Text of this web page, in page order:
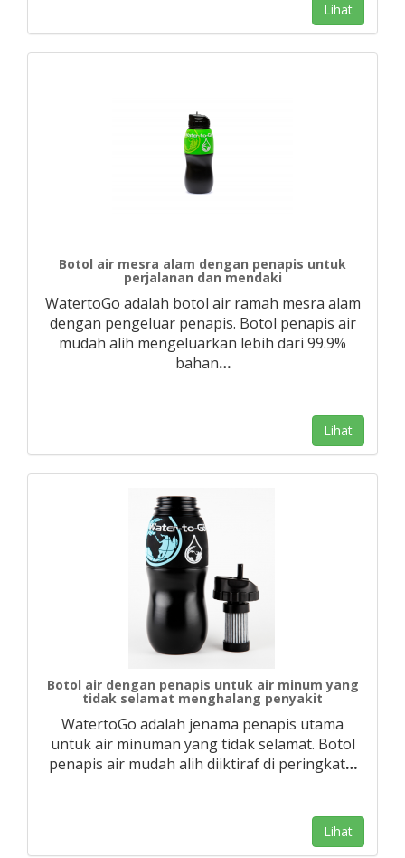
Lihat
Botol air mesra alam dengan penapis untuk
perjalanan dan mendaki
WatertoGo adalah botol air ramah mesra alam
dengan pengeluar penapis. Botol penapis air
mudah alih mengeluarkan lebih dari 99.9%
bahan…
Lihat
Botol air dengan penapis untuk air minum yang
tidak selamat menghalang penyakit
WatertoGo adalah jenama penapis utama
untuk air minuman yang tidak selamat. Botol
penapis air mudah alih diiktiraf di peringkat…
Lihat